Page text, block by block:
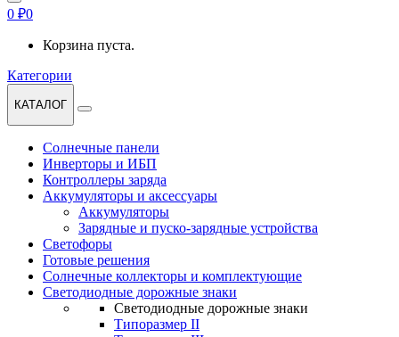
0 ₽0
Корзина пуста.
Категории
КАТАЛОГ
Солнечные панели
Инверторы и ИБП
Контроллеры заряда
Аккумуляторы и аксессуары
Аккумуляторы
Зарядные и пуско-зарядные устройства
Светофоры
Готовые решения
Солнечные коллекторы и комплектующие
Светодиодные дорожные знаки
Светодиодные дорожные знаки
Типоразмер II